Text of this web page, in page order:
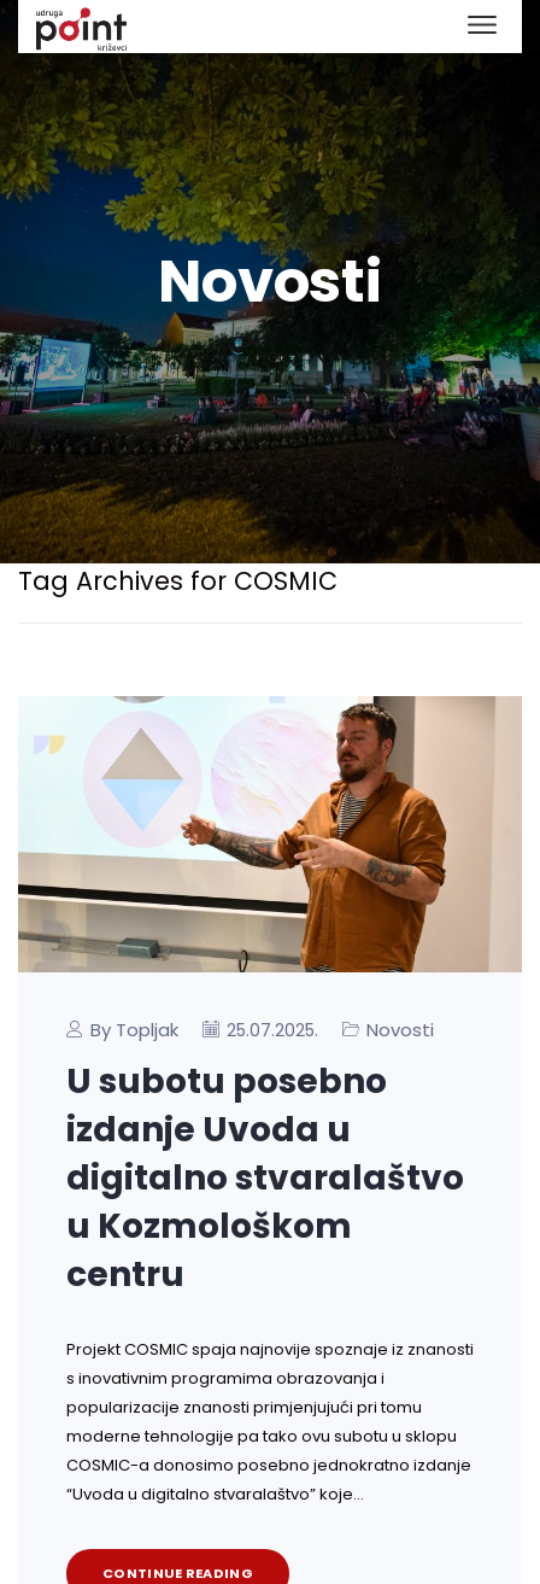
Novosti
Tag Archives for COSMIC
By Topljak 25.07.2025. Novosti
U subotu posebno
izdanje Uvoda u
digitalno stvaralaštvo
u Kozmološkom
centru
Projekt COSMIC spaja najnovije spoznaje iz znanosti
s inovativnim programima obrazovanja i
popularizacije znanosti primjenjujući pri tomu
moderne tehnologije pa tako ovu subotu u sklopu
COSMIC-a donosimo posebno jednokratno izdanje
“Uvoda u digitalno stvaralaštvo” koje…
CONTINUE READING